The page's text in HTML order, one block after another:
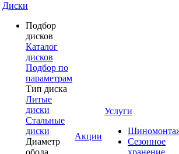
Диски
Подбор
дисков
Каталог
дисков
Подбор по
параметрам
Тип диска
Литые
диски
Стальные
диски
Диаметр
обода
Акции
Услуги
Сезонное
хранение